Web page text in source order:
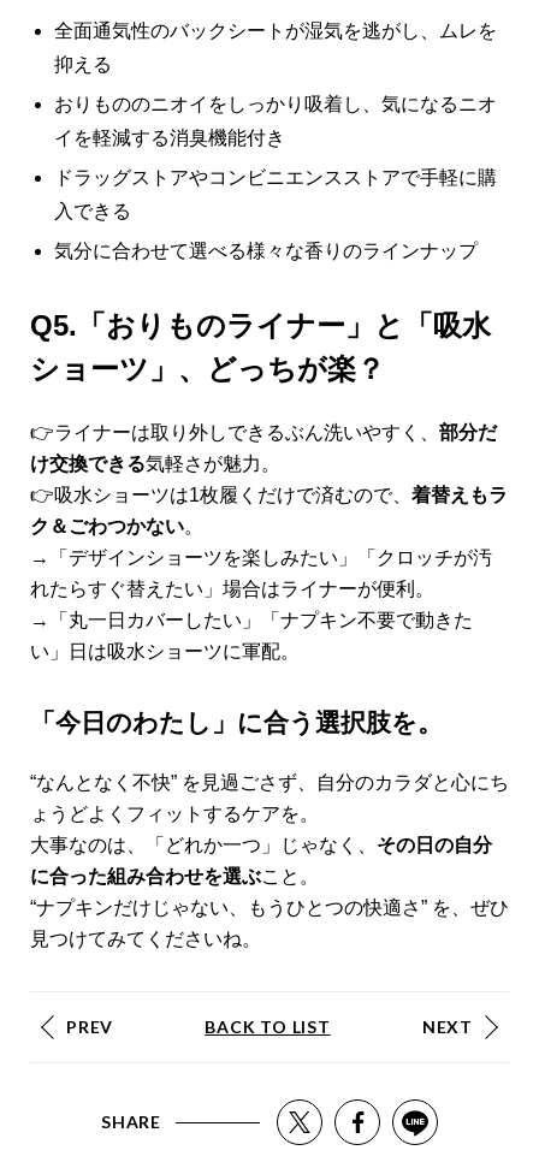
全面通気性のバックシートが湿気を逃がし、ムレを
抑える
おりもののニオイをしっかり吸着し、気になるニオ
イを軽減する消臭機能付き
ドラッグストアやコンビニエンスストアで手軽に購
入できる
気分に合わせて選べる様々な香りのラインナップ
Q5.「おりものライナー」と「吸水
ショーツ」、どっちが楽？
👉ライナーは取り外しできるぶん洗いやすく、 部分だ
け交換できる気軽さが魅力。
👉吸水ショーツは1枚履くだけで済むので、 着替えもラ
ク＆ごわつかない。
→「デザインショーツを楽しみたい」「クロッチが汚
れたらすぐ替えたい」場合はライナーが便利。
→「丸一日カバーしたい」「ナプキン不要で動きた
い」日は吸水ショーツに軍配。
「今日のわたし」に合う選択肢を。
“なんとなく不快” を見過ごさず、自分のカラダと心にち
ょうどよくフィットするケアを。
大事なのは、「どれか一つ」じゃなく、 その日の自分
に合った組み合わせを選ぶこと。
“ナプキンだけじゃない、もうひとつの快適さ” を、ぜひ
見つけてみてくださいね。
PREV BACK TO LIST NEXT
SHARE